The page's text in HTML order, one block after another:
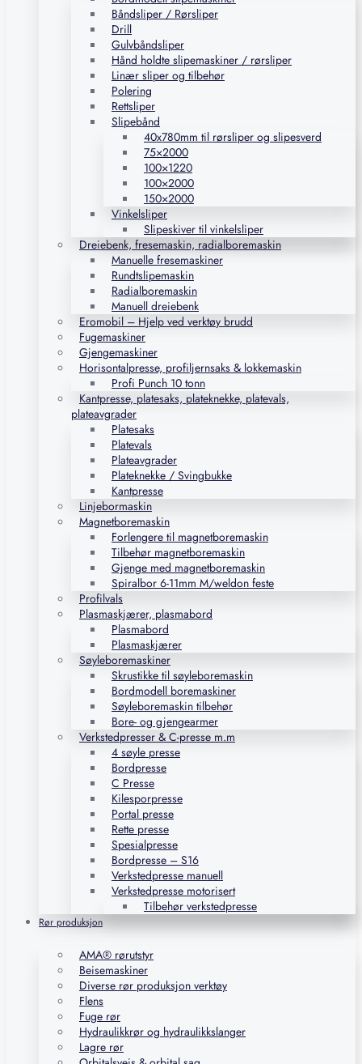
Båndsliper / Rørsliper
Drill
Gulvbåndsliper
Hånd holdte slipemaskiner / rørsliper
Linær sliper og tilbehør
Polering
Rettsliper
Slipebånd
40x780mm til rørsliper og slipesverd
75×2000
100×1220
100×2000
150×2000
Vinkelsliper
Slipeskiver til vinkelsliper
Dreiebenk, fresemaskin, radialboremaskin
Manuelle fresemaskiner
Rundtslipemaskin
Radialboremaskin
Manuell dreiebenk
Eromobil – Hjelp ved verktøy brudd
Fugemaskiner
Gjengemaskiner
Horisontalpresse, profiljernsaks & lokkemaskin
Profi Punch 10 tonn
Kantpresse, platesaks, plateknekke, platevals,
plateavgrader
Platesaks
Platevals
Plateavgrader
Plateknekke / Svingbukke
Kantpresse
Linjebormaskin
Magnetboremaskin
Forlengere til magnetboremaskin
Tilbehør magnetboremaskin
Gjenge med magnetboremaskin
Spiralbor 6-11mm M/weldon feste
Profilvals
Plasmaskjærer, plasmabord
Plasmabord
Plasmaskjærer
Søyleboremaskiner
Skrustikke til søyleboremaskin
Bordmodell boremaskiner
Søyleboremaskin tilbehør
Bore- og gjengearmer
Verkstedpresser & C-presse m.m
4 søyle presse
Bordpresse
C Presse
Kilesporpresse
Portal presse
Rette presse
Spesialpresse
Bordpresse – S16
Verkstedpresse manuell
Verkstedpresse motorisert
Tilbehør verkstedpresse
Rør produksjon
AMA® rørutstyr
Beisemaskiner
Diverse rør produksjon verktøy
Flens
Fuge rør
Hydraulikkrør og hydraulikkslanger
Lagre rør